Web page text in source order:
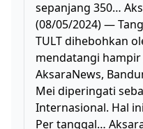
sepanjang 350…
(08/05/2024) —
TULT dihebohkan
mendatangi
AksaraNews,
Mei diperingati
Internasional. Hal
Per tanggal…